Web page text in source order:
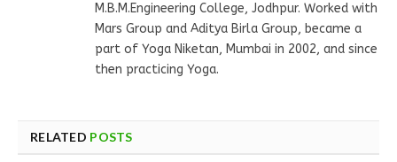
M.B.M.Engineering College, Jodhpur. Worked with
Mars Group and Aditya Birla Group, became a
part of Yoga Niketan, Mumbai in 2002, and since
then practicing Yoga.
RELATED POSTS